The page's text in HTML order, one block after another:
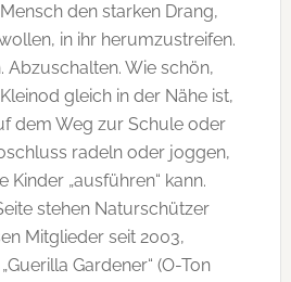
den starken Drang,
in ihr herumzustreifen.
Abzuschalten. Wie schön,
gleich in der Nähe ist,
dem Weg zur Schule oder
radeln oder joggen,
„ausführen“ kann.
stehen Naturschützer
Mitglieder seit 2003,
Gardener“ (O-Ton